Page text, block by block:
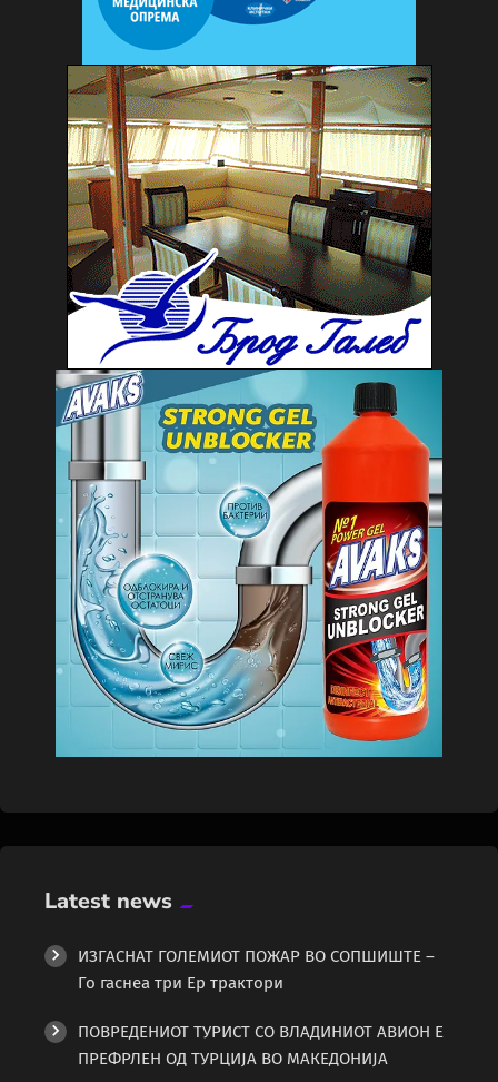
Latest news
ИЗГАСНАТ ГОЛЕМИОТ ПОЖАР ВО СОПШИШТЕ –
Го гаснеа три Ер трактори
ПОВРЕДЕНИОТ ТУРИСТ СО ВЛАДИНИОТ АВИОН Е
ПРЕФРЛЕН ОД ТУРЦИЈА ВО МАКЕДОНИЈА